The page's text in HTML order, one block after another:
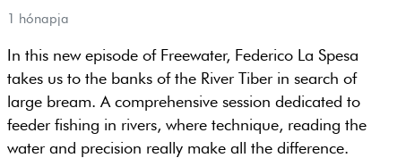
1 hónapja
In this new episode of Freewater, Federico La Spesa
takes us to the banks of the River Tiber in search of
large bream. A comprehensive session dedicated to
feeder fishing in rivers, where technique, reading the
water and precision really make all the difference.